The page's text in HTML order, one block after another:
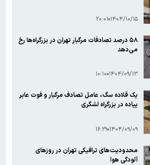
۱۴۰۴/۱۰/۱۵ ۲۰:۰۱
۵۸ درصد تصادفات مرگبار تهران در بزرگراه‌ها رخ
می‌دهد
۱۴۰۴/۰۹/۱۳ ۱۰:۱۰
یک قلاده سگ، عامل تصادف مرگبار و فوت عابر
پیاده در بزرگراه لشگری
۱۴۰۴/۰۹/۰۹ ۱۶:۲۹
محدودیت‌های ترافیکی تهران در روزهای
آلودگی هوا